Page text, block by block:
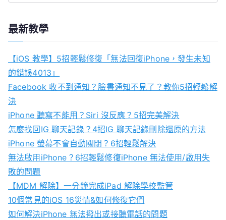
最新教學
【iOS 教學】5招輕鬆修復「無法回復iPhone，發生未知
的錯誤4013」
Facebook 收不到通知？臉書通知不見了？教你5招輕鬆解
決
iPhone 聽寫不能用？Siri 沒反應？5招完美解決
怎麼找回IG 聊天記錄？4招IG 聊天記錄刪除還原的方法
iPhone 螢幕不會自動關閉？6招輕鬆解決
無法啟用iPhone？6招輕鬆修復iPhone 無法使用/啟用失
敗的問題
【MDM 解除】一分鐘完成iPad 解除學校監管
10個常見的iOS 16災情&如何修復它們
如何解決iPhone 無法撥出或接聽電話的問題